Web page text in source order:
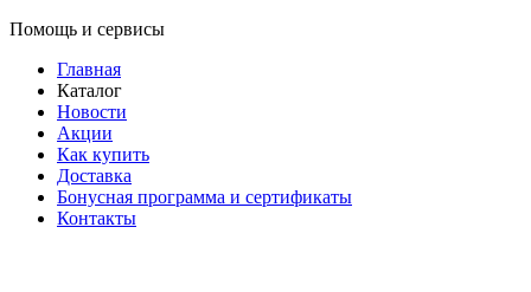
Помощь и сервисы
Главная
Каталог
Новости
Акции
Как купить
Доставка
Бонусная программа и сертификаты
Контакты